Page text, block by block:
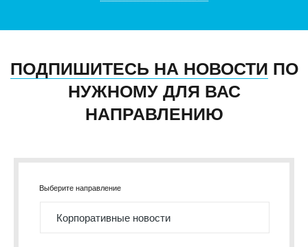
ПОДПИШИТЕСЬ НА НОВОСТИ ПО
НУЖНОМУ ДЛЯ ВАС
НАПРАВЛЕНИЮ
Выберите направление